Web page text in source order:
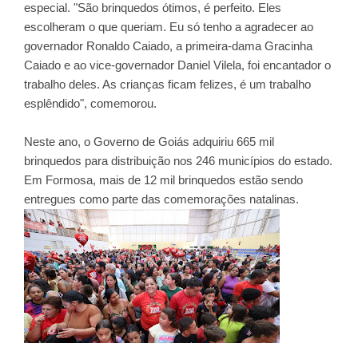
especial. "São brinquedos ótimos, é perfeito. Eles
escolheram o que queriam. Eu só tenho a agradecer ao
governador Ronaldo Caiado, a primeira-dama Gracinha
Caiado e ao vice-governador Daniel Vilela, foi encantador o
trabalho deles. As crianças ficam felizes, é um trabalho
esplêndido", comemorou.
Neste ano, o Governo de Goiás adquiriu 665 mil
brinquedos para distribuição nos 246 municípios do estado.
Em Formosa, mais de 12 mil brinquedos estão sendo
entregues como parte das comemorações natalinas.